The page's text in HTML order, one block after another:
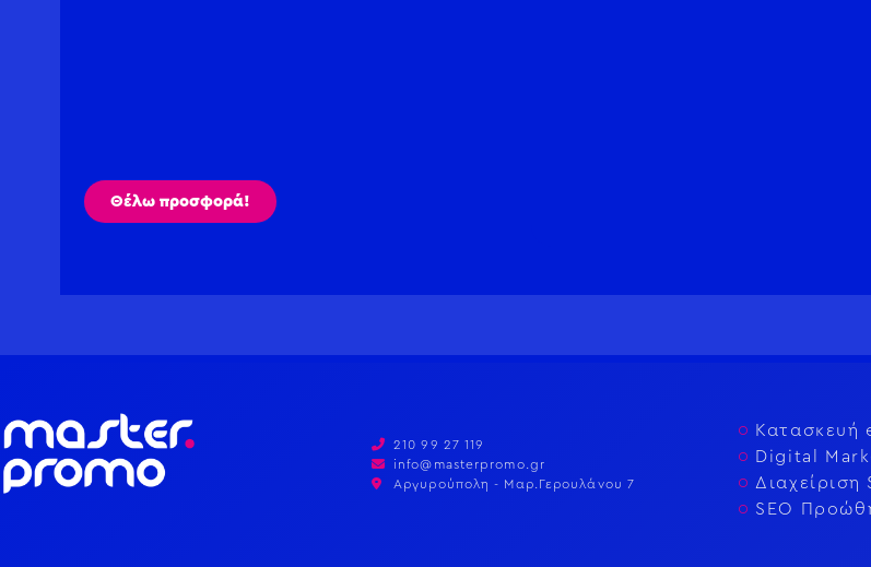
Θέλω προσφορά!
210 99 27 119
info@masterpromo.gr
Αργυρούπολη - Μαρ.Γερουλάνου 7
Κατασκευή
Digital
Διαχείριση
SEO